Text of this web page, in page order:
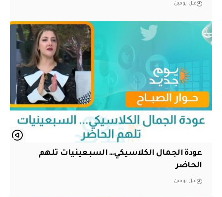
قبل يومين
عودة الجمال الكلاسيكي… السبعينيات تلهم
الحاضر
قبل يومين